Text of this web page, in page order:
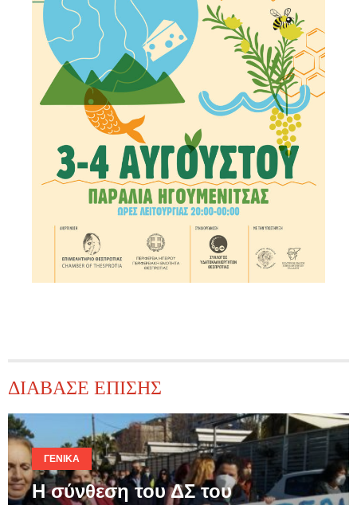
ΔΙΑΒΑΣΕ ΕΠΙΣΗΣ
ΓΕΝΙΚΆ
Η σύνθεση του ΔΣ του